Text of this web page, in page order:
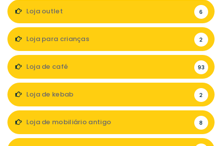
Loja outlet 6
Loja para crianças 2
Loja de café 93
Loja de kebab 2
Loja de mobiliário antigo 8